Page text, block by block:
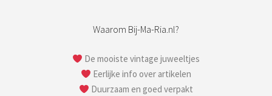
Waarom Bij-Ma-Ria.nl?
De mooiste vintage juweeltjes
Eerlijke info over artikelen
Duurzaam en goed verpakt